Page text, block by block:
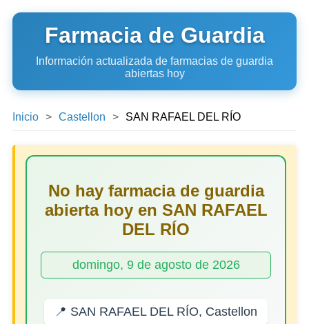
Farmacia de Guardia
Información actualizada de farmacias de guardia
abiertas hoy
Inicio Castellon SAN RAFAEL DEL RÍO
No hay farmacia de guardia
abierta hoy en SAN RAFAEL
DEL RÍO
domingo, 9 de agosto de 2026
📍 SAN RAFAEL DEL RÍO, Castellon